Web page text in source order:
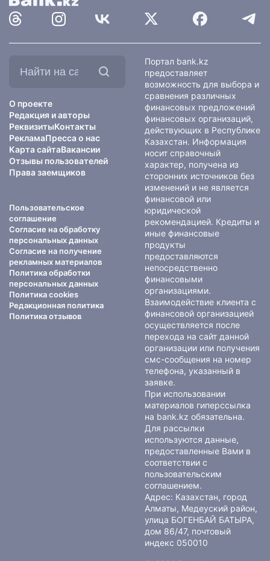
О проекте
Редакция и авторы
РеквизитыКонтакты
РекламаПресса о нас
Карта сайтаВакансии
Отзывы пользователей
Права заемщиков
Пользовательское
соглашение
Согласие на обработку
персональных данных
Согласие на получение
рекламных материалов
Политика обработки
персональных данных
Политика cookies
Редакционная политика
Политика отзывов
Портал bank.kz
предоставляет
возможность для выбора и
сравнения различных
финансовых предложений
финансовых организаций,
действующих в Республике
Казахстан. Информация
носит справочный
характер, получена из
сторонних источников без
изменений и не является
финансовой или
юридической
рекомендацией. Кредиты и
иные финансовые
продукты
предоставляются
непосредственно
финансовыми
организациями.
Взаимодействие клиента с
финансовой организацией
осуществляется после
перехода на сайт данной
организации или получения
смс-сообщения на номер
телефона, указанный в
заявке.
При использовании
материалов гиперссылка
на bank.kz обязательна.
Для рассылки
используются данные,
предоставленные Вами в
соответствии с
пользовательским
соглашением.
Адрес: Казахстан, город
Алматы, Медеуский район,
улица БОГЕНБАЙ БАТЫРА,
дом 86/47, почтовый
индекс 050010